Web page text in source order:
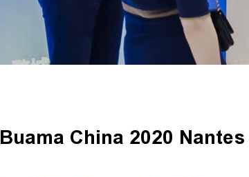
نحن ندعوك بصدق لزيارة جناح Buama China 2020 Nantes